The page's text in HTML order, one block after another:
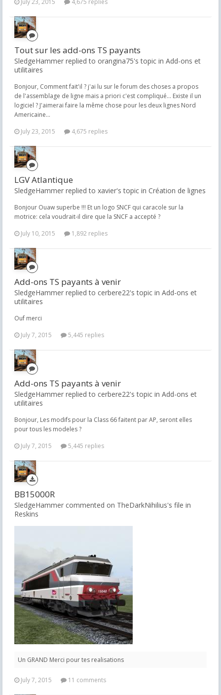
July 23, 2015 4,675 replies
Tout sur les add-ons TS payants
SledgeHammer replied to orangina75's topic in Add-ons et
utilitaires
Bonjour, Comment fait'il ? j'ai lu sur le forum des choses a propos
de l'assemblage de ligne mais a priori c'est compliqué... Existe il un
logiciel ? J'aimerai faire la même chose pour les deux lignes Nord
Americaine...
July 23, 2015
4,675 replies
LGV Atlantique
SledgeHammer replied to xavier's topic in Création de lignes
Bonjour Ouaw superbe !!! Et un logo SNCF qui caracole sur la
motrice: cela voudrait-il dire que la SNCF a accepté ?
July 10, 2015
1,892 replies
Add-ons TS payants à venir
SledgeHammer replied to cerbere22's topic in Add-ons et
utilitaires
Ouf merci
July 7, 2015
5,445 replies
Add-ons TS payants à venir
SledgeHammer replied to cerbere22's topic in Add-ons et
utilitaires
Bonjour, Les modifs pour la Class 66 faitent par AP, seront elles
pour tous les modeles ?
July 7, 2015
5,445 replies
BB15000R
SledgeHammer commented on TheDarkNihilius's file in
Reskins
Un GRAND Merci pour tes realisations
July 7, 2015 11 comments